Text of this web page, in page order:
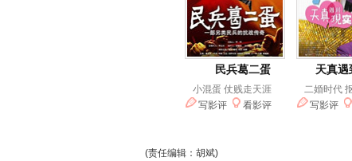
(责任编辑：胡斌)